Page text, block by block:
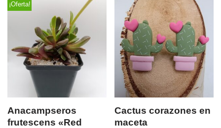
¡Oferta!
Anacampseros
frutescens «Red
Cactus corazones en
maceta